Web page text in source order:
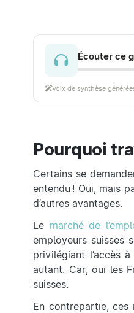
Écouter ce
Voix de synthèse
Pourquoi
Certains se
entendu ! Oui, mais
d’autres avantages.
Le marché de
employeurs suisses
privilégiant l’accès
autant. Car, oui les
suisses.
En contrepartie, ces